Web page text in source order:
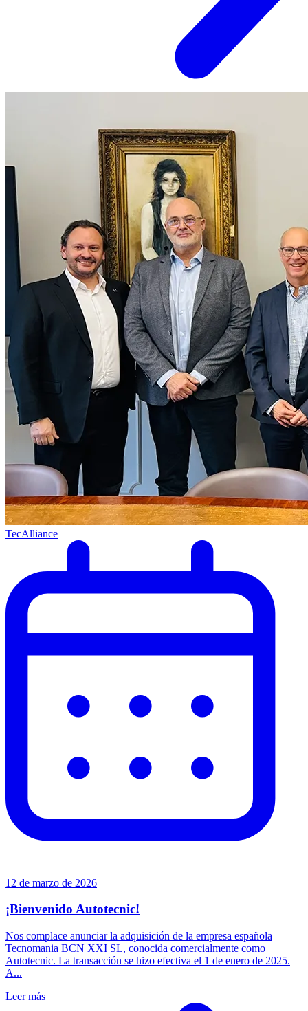
TecAlliance
12 de marzo de 2026
¡Bienvenido Autotecnic!
Nos complace anunciar la adquisición de la empresa española
Tecnomania BCN XXI SL, conocida comercialmente como
Autotecnic. La transacción se hizo efectiva el 1 de enero de 2025.
A...
Leer más